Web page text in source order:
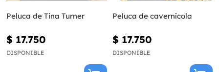
Peluca de Tina Turner
$ 17.750
DISPONIBLE
Peluca de cavernícola
$ 17.750
DISPONIBLE